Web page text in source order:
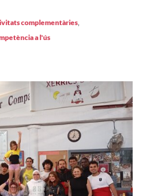
complementàries,
a l'ús